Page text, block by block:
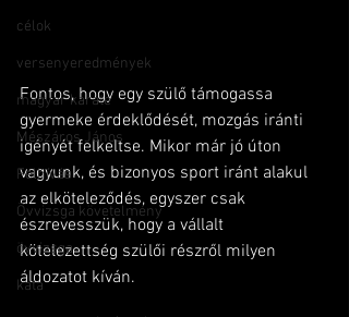
célok
versenyeredmények
magyar karate
Mészáros János
Felhívás
Övvizsga követelmény
övvizsga
kata
Fontos, hogy egy szülő támogassa
gyermeke érdeklődését, mozgás iránti
igényét felkeltse. Mikor már jó úton
vagyunk, és bizonyos sport iránt alakul
az elköteleződés, egyszer csak
észrevesszük, hogy a vállalt
kötelezettség szülői részről milyen
áldozatot kíván.